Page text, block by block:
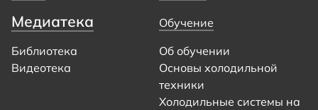
Медиатека
Библиотека
Видеотека
Обучение
Об обучении
Основы холодильной
техники
Холодильные системы на